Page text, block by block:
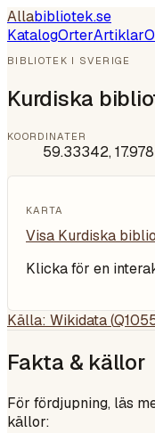
Allabibliotek.se
KatalogOrterArtiklar
BIBLIOTEK I SVERIGE
Kurdiska
KOORDINATER
59.33342,
KARTA
Visa Kurdiska
Klicka för en
Källa: Wikidata (
Fakta & källor
För fördjupning, läs
källor: